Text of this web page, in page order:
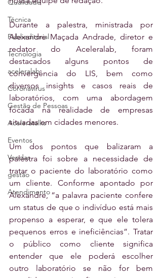
Qualidade
Técnica
Publieditorial
Tecnologia
aceleralab
Coronavírus
Gestão de Pessoas
Aceleratalks
Eventos
Vendas
gestão
Atendimento
Durante a palestra, ministrada por
Alexandre Maçada Andrade, diretor e
redator do Aceleralab, foram
destacados alguns pontos de
convergência do LIS, bem como
diversos insights e casos reais de
laboratórios, com uma abordagem
focada na realidade de empresas
situadas em cidades menores.
Um dos pontos que balizaram a
palestra foi sobre a necessidade de
tratar o paciente do laboratório como
um cliente. Conforme apontado por
Alexandre, “a palavra paciente confere
um status de que o indivíduo está mais
propenso a esperar, e que ele tolera
pequenos erros e ineficiências”. Tratar
o público como cliente significa
entender que ele poderá escolher
outro laboratório se não for bem